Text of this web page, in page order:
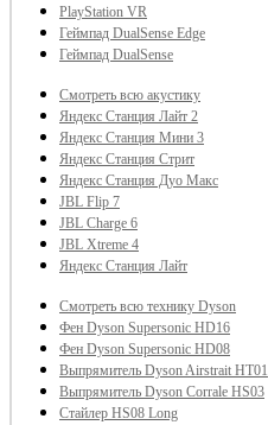
PlayStation VR
Геймпад DualSense Edge
Геймпад DualSense
Смотреть всю акустику
Яндекс Станция Лайт 2
Яндекс Станция Мини 3
Яндекс Станция Стрит
Яндекс Станция Дуо Макс
JBL Flip 7
JBL Charge 6
JBL Xtreme 4
Яндекс Станция Лайт
Смотреть всю технику Dyson
Фен Dyson Supersonic HD16
Фен Dyson Supersonic HD08
Выпрямитель Dyson Airstrait HT01
Выпрямитель Dyson Corrale HS03
Стайлер HS08 Long